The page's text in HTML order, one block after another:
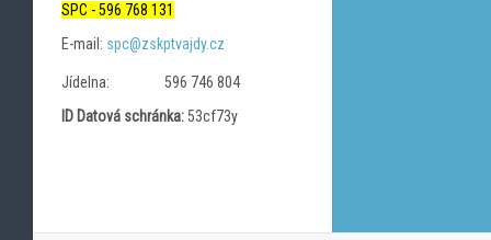
SPC - 596 768 131
E-mail: spc@zskptvajdy.cz
Jídelna:
596 746 804
ID Datová schránka:53cf73y